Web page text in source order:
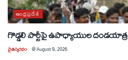
ఆంధ్రప్రదేశ్
గొడ్డలి పార్టీపై ఉపాధ్యాయుల దండయాత్ర
చైతన్యరధం @August 9, 2026